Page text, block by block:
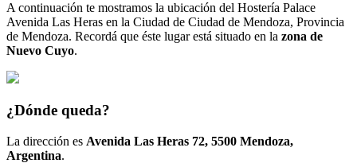
A continuación te mostramos la ubicación del Hostería Palace
Avenida Las Heras en la Ciudad de Ciudad de Mendoza, Provincia
de Mendoza. Recordá que éste lugar está situado en la zona de
Nuevo Cuyo.
¿Dónde queda?
La dirección es Avenida Las Heras 72, 5500 Mendoza,
Argentina.